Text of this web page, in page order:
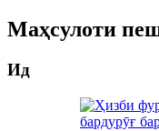
Маҳсулоти
Ид